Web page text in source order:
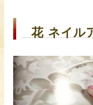
花 ネイ